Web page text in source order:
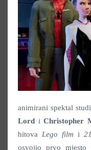
animirani spektal
Lord i Christopher
hitova Lego film i
osvojio prvo